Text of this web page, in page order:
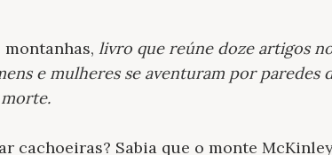
montanhas, livro que reúne doze artigos
e mulheres se aventuram por paredes
cachoeiras? Sabia que o monte